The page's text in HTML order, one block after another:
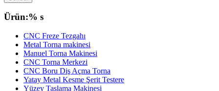
Ürün:% s
CNC Freze Tezgahı
Metal Torna makinesi
Manuel Torna Makinesi
CNC Torna Merkezi
CNC Boru Diş Açma Torna
Yatay Metal Kesme Şerit Testere
Yüzey Taşlama Makinesi